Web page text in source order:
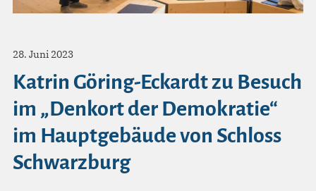
28. Juni 2023
Katrin Göring-Eckardt zu Besuch
im „Denkort der Demokratie“
im Hauptgebäude von Schloss
Schwarzburg